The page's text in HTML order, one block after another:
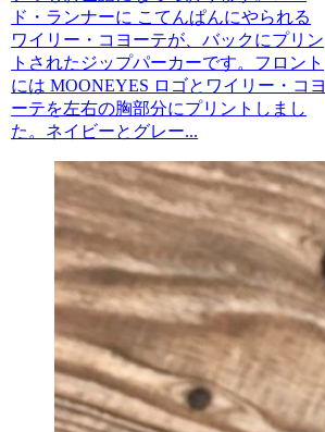
ド・ランナーに こてんぱんにやられる
ワイリー・コヨーテが、バックにプリン
トされたジップパーカーです。フロント
には MOONEYES ロゴとワイリー・コヨ
ーテを左右の胸部分にプリントしまし
た。ネイビーとグレー...